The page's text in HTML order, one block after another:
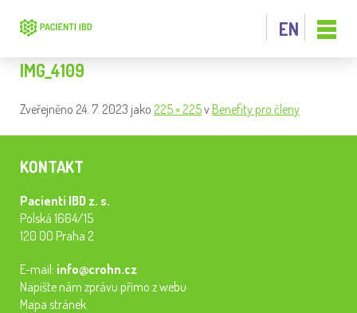
EN
IMG_4109
Zveřejněno 24. 7. 2023 jako 225 × 225v Benefity pro členy
KONTAKT
Pacienti IBD z. s.
Polská 1664/15
120 00 Praha 2
E-mail: info@crohn.cz
Napište nám zprávu přímo z webu
Mapa stránek